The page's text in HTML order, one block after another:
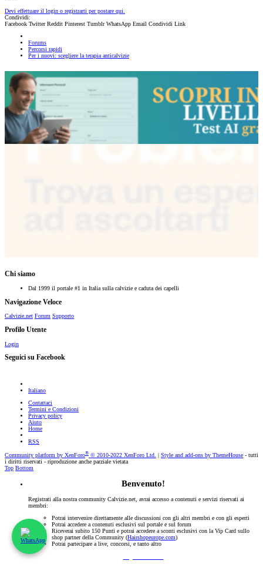
Devi effettuare il login o registrarti per postare qui.
Condividi:
Facebook Twitter Reddit Pinterest Tumblr WhatsApp Email Condividi Link
Forums
Percorsi rapidi
Per i nuovi: scegliere la terapia anticalvizie
Chi siamo
Dal 1999 il portale #1 in Italia sulla calvizie e caduta dei capelli
Navigazione Veloce
Calvizie.net Forum Supporto
Profilo Utente
Login
Seguici su Facebook
Italiano
Contattaci
Termini e Condizioni
Privacy policy
Aiuto
Home
RSS
Community platform by XenForo® © 2010-2022 XenForo Ltd. Style and add-ons by ThemeHouse - tutti
i diritti riservati - riproduzione anche parziale vietata
Top Bottom
Benvenuto!
Registrati alla nostra community Calvizie.net, avrai accesso a contenuti e servizi riservati ai
membri:
Potrai intervenire direttamente alle discussioni con gli altri membri e con gli esperti
Potrai accedere a contenuti esclusivi sul portale e sul forum
Riceverai subito 150 Punti e potrai accedere a sconti esclusivi con la Vip Card sullo
shop partner della Community (Hairshopeurope.com)
Potrai partecipare a live, concorsi, e tanto altro